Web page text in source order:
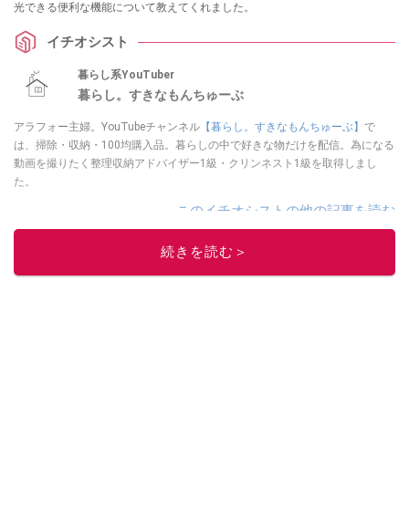
光できる便利な機能について教えてくれました。
イチオシスト
暮らし系YouTuber
暮らし。すきなもんちゅーぶ
アラフォー主婦。YouTubeチャンネル 【暮らし。すきなもんちゅーぶ】 で
は、掃除・収納・100均購入品。暮らしの中で好きな物だけを配信。為になる
動画を撮りたく整理収納アドバイザー1級・クリンネスト1級を取得しまし
た。
このイチオシストの他の記事を読む
続きを読む＞